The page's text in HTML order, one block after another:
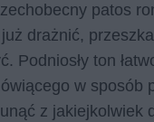
patos
już drażnić,
Podniosły ton
w sposób
z jakiejkolwiek